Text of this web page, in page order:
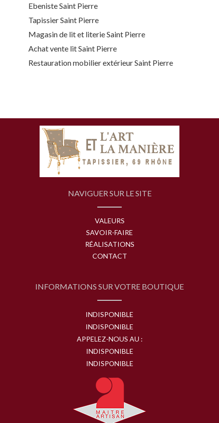
Ebeniste Saint Pierre
Tapissier Saint Pierre
Magasin de lit et literie Saint Pierre
Achat vente lit Saint Pierre
Restauration mobilier extérieur Saint Pierre
NAVIGUER SUR LE SITE
VALEURS
SAVOIR-FAIRE
RÉALISATIONS
CONTACT
INFORMATIONS SUR VOTRE BOUTIQUE
INDISPONIBLE
INDISPONIBLE
APPELEZ-NOUS AU :
INDISPONIBLE
INDISPONIBLE